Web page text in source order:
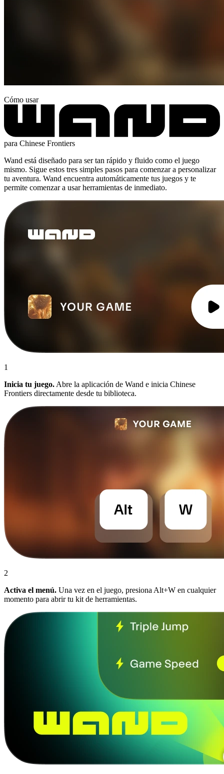
Cómo usar
para Chinese Frontiers
Wand está diseñado para ser tan rápido y fluido como el juego
mismo. Sigue estos tres simples pasos para comenzar a personalizar
tu aventura. Wand encuentra automáticamente tus juegos y te
permite comenzar a usar herramientas de inmediato.
1
Inicia tu juego. Abre la aplicación de Wand e inicia Chinese
Frontiers directamente desde tu biblioteca.
2
Activa el menú. Una vez en el juego, presiona Alt+W en cualquier
momento para abrir tu kit de herramientas.